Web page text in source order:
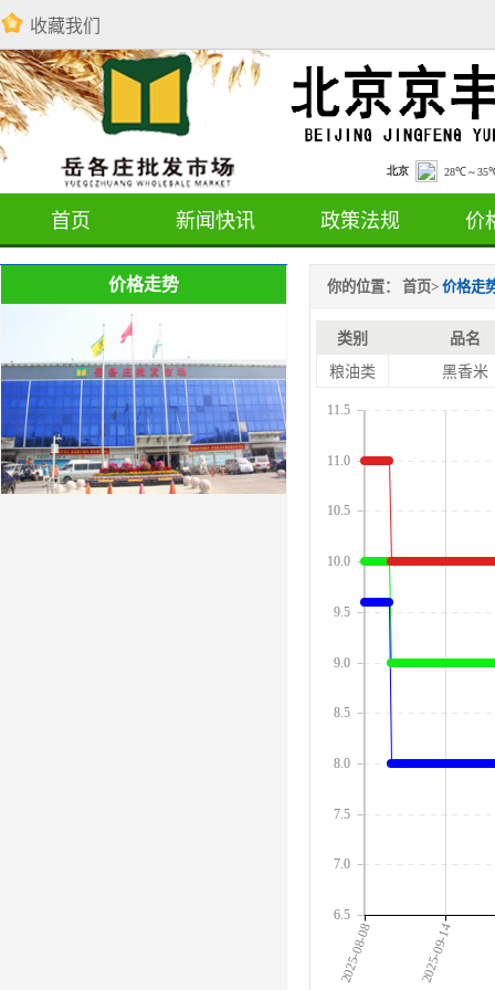
收藏我们
首页 新闻快讯 政策法规 价
价格走势 你的位置： 首页> 价格走
类别
品名
粮油类
黑香米
2025-08-08 2025-09-14
6.5
7.0
7.5
8.0
8.5
9.0
9.5
10.0
10.5
11.0
11.5